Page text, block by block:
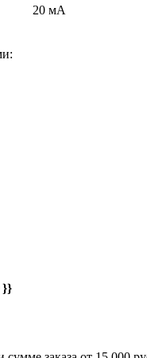
20 мА
}}